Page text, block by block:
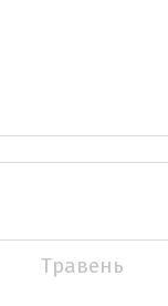
Травень